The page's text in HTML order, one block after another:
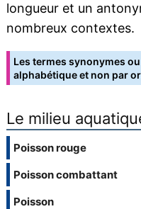
longueur et un
nombreux contextes.
Les termes synonymes
alphabétique et non par
Le milieu
Poisson rouge
Poisson combattant
Poisson